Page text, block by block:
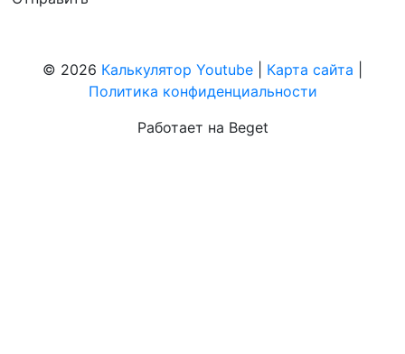
© 2026 Калькулятор Youtube Карта сайта
Политика конфиденциальности
Работает на Beget